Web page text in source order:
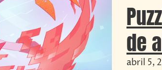
de
abril 5,